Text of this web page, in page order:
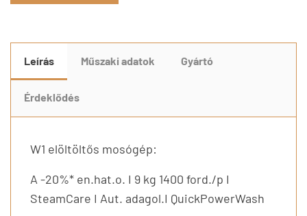
Leírás Műszaki adatok Gyártó
Érdeklődés
W1 elöltöltős mosógép:
A -20%* en.hat.o. I 9 kg 1400 ford./p I
SteamCare I Aut. adagol.I QuickPowerWash